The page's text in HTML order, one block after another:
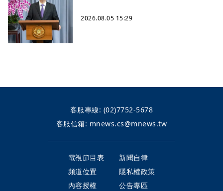
2026.08.05 15:29
客服專線: (02)7752-5678
客服信箱: mnews.cs@mnews.tw
電視節目表
新聞自律
頻道位置
隱私權政策
內容授權
公告專區